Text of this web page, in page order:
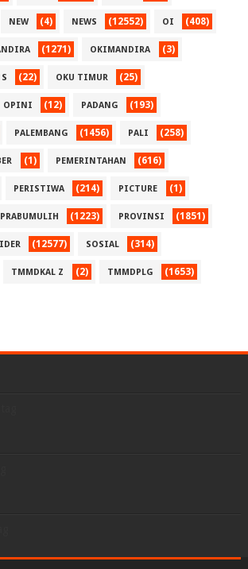
NEW (4) NEWS (12552) OI (408)
(1271) OKIMANDIRA (3)
(22) OKU TIMUR (25)
OPINI (12) PADANG (193)
PALEMBANG (1456) PALI (258)
(1) PEMERINTAHAN (616)
PERISTIWA (214) PICTURE (1)
PRABUMULIH (1223) PROVINSI (1851)
(12577) SOSIAL (314)
TMMDKAL Z (2) TMMDPLG (1653)